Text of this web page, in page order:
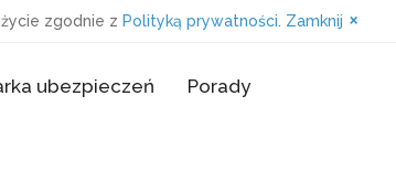
zgodnie z Polityką prywatności Zamknij ×
ubezpieczeń Porady